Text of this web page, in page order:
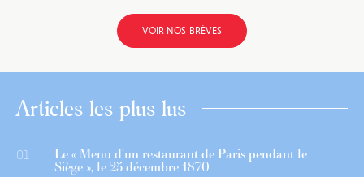
VOIR NOS BRÈVES
Articles les plus lus
01 Le « Menu d’un restaurant de Paris pendant le
Siège », le 25 décembre 1870